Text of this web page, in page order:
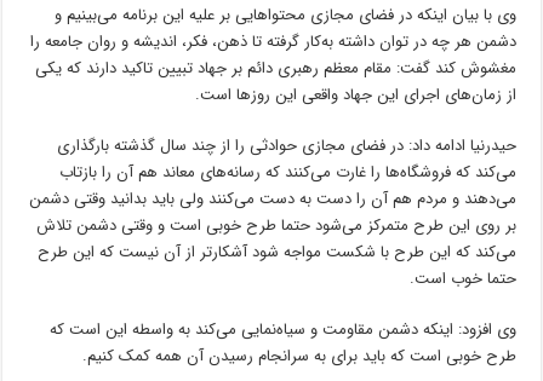
وی با بیان اینکه در فضای مجازی محتواهایی بر علیه این برنامه می‌بینیم و
دشمن هر چه در توان داشته به‌کار گرفته تا ذهن، فکر، اندیشه و روان جامعه را
مغشوش کند گفت: مقام معظم رهبری دائم بر جهاد تبیین تاکید دارند که یکی
از زمان‌های اجرای این جهاد واقعی این روزها است.
حیدرنیا ادامه داد: در فضای مجازی حوادثی را از چند سال گذشته بارگذاری
می‌کند که فروشگاه‌ها را غارت می‌کنند که رسانه‌های معاند هم آن را بازتاب
می‌دهند و مردم هم آن را دست به دست می‌کنند ولی باید بدانید وقتی دشمن
بر روی این طرح متمرکز می‌شود حتما طرح خوبی است و وقتی دشمن تلاش
می‌کند که این طرح با شکست مواجه شود آشکارتر از آن نیست که این طرح
حتما خوب است.
وی افزود: اینکه دشمن مقاومت و سیاه‌نمایی می‌کند به واسطه این است که
طرح خوبی است که باید برای به سرانجام رسیدن آن همه کمک کنیم.